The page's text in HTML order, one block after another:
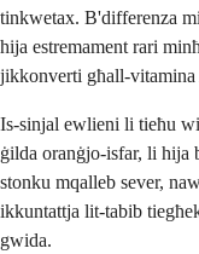
tinkwetax. B'differenza
hija estremament rari
jikkonverti għall-vitamina
Is-sinjal ewlieni li tieħu
ġilda oranġjo-isfar, li hija
stonku mqalleb sever,
ikkuntattja lit-tabib
gwida.